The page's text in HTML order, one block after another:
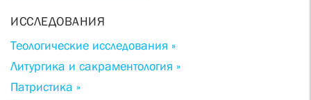
ИССЛЕДОВАНИЯ
Теологические исследования »
Литургика и сакраментология »
Патристика »